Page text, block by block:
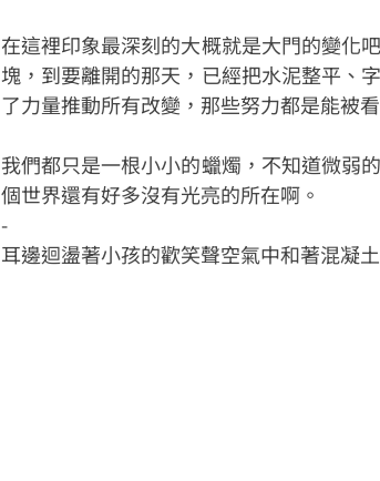
在這裡印象最深刻的大概就是大門的變化
塊，到要離開的那天，已經把水泥整平、
了力量推動所有改變，那些努力都是能被
我們都只是一根小小的蠟燭，不知道微弱
個世界還有好多沒有光亮的所在啊。
-
耳邊迴盪著小孩的歡笑聲空氣中和著混凝